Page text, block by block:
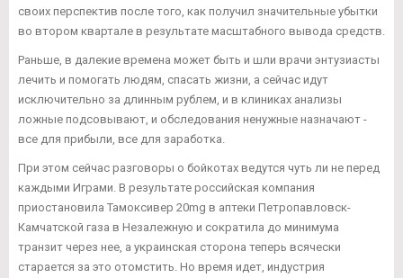
своих перспектив после того, как получил значительные убытки
во втором квартале в результате масштабного вывода средств.
Раньше, в далекие времена может быть и шли врачи энтузиасты
лечить и помогать людям, спасать жизни, а сейчас идут
исключительно за длинным рублем, и в клиниках анализы
ложные подсовывают, и обследования ненужные назначают -
все для прибыли, все для заработка.
При этом сейчас разговоры о бойкотах ведутся чуть ли не перед
каждыми Играми. В результате российская компания
приостановила Тамоксивер 20mg в аптеки Петропавловск-
Камчатской газа в Незалежную и сократила до минимума
транзит через нее, а украинская сторона теперь всячески
старается за это отомстить. Но время идет, индустрия